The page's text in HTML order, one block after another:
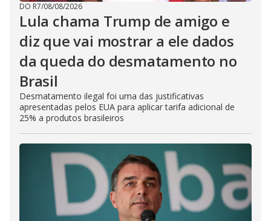
DO R7/08/08/2026
Lula chama Trump de amigo e
diz que vai mostrar a ele dados
da queda do desmatamento no
Brasil
Desmatamento ilegal foi uma das justificativas
apresentadas pelos EUA para aplicar tarifa adicional de
25% a produtos brasileiros